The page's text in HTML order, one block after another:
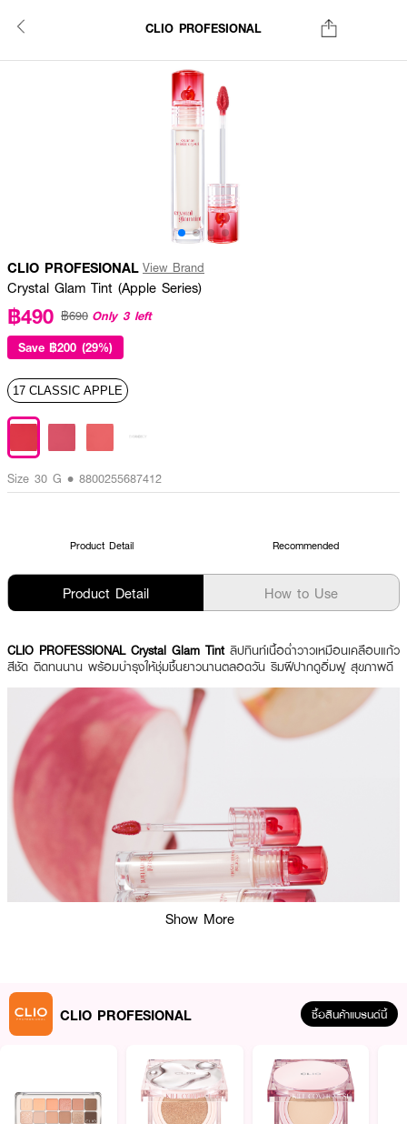
CLIO PROFESIONAL
CLIO PROFESIONAL View Brand
Crystal Glam Tint (Apple Series)
฿490 ฿690 Only 3 left
Save ฿200 (29%)
17 CLASSIC APPLE
Size 30 G • 8800255687412
Product Detail Recommended
Product Detail How to Use
CLIO PROFESSIONAL Crystal Glam Tint ลิปทินท์เนื้อฉ่ำวาวเหมือนเคลือบแก้ว
สีชัด ติดทนนาน พร้อมบำรุงให้ชุ่มชื้นยาวนานตลอดวัน ริมฝีปากดูอิ่มฟู สุขภาพดี
ผลลัพธ์ที่ได้:
Show More
CLIO PROFESIONAL ซื้อสินค้าแบรนด์นี้